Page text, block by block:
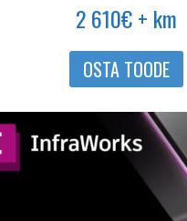
2 610€ + km
OSTA TOODE